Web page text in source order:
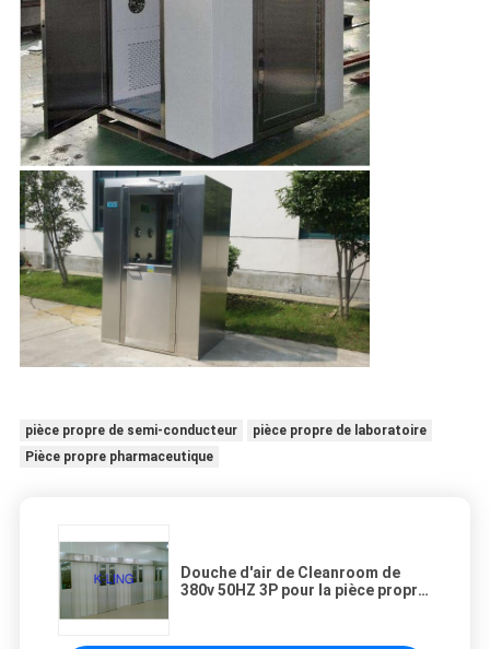
pièce propre de semi-conducteur
pièce propre de laboratoire
Pièce propre pharmaceutique
Douche d'air de Cleanroom de
380v 50HZ 3P pour la pièce propre